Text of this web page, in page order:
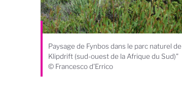
Paysage de Fynbos dans le parc naturel de
Klipdrift (sud-ouest de la Afrique du Sud)"
© Francesco d'Errico